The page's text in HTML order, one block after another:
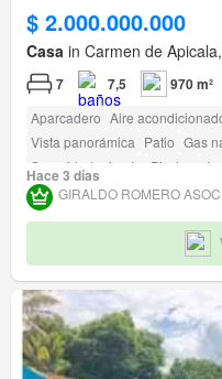
$ 2.000.000.000
Casa in Carmen de
7 7,5 970 m²
Aparcadero Aire
Vista panorámica Patio Gas
Seguridad privada
Piscina
Cancha de tenis
Hace 3 días
GIRALDO ROMERO